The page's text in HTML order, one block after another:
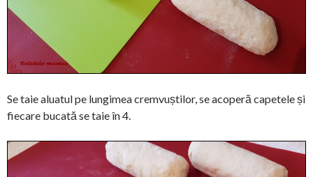
Se taie aluatul pe lungimea cremvuștilor, se acoperă capetele și
fiecare bucată se taie în 4.